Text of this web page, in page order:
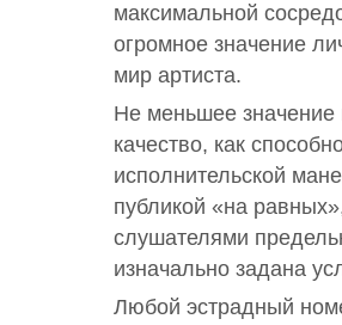
максимальной
огромное значение
мир артиста.
Не меньшее значение
качество, как
исполнительской
публикой «на
слушателями
изначально задана
Любой эстрадный